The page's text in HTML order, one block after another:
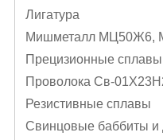
Лигатура
Мишметалл МЦ50Ж6,
Прецизионные сплавы
Проволока Св-
Резистивные сплавы
Свинцовые баббиты и